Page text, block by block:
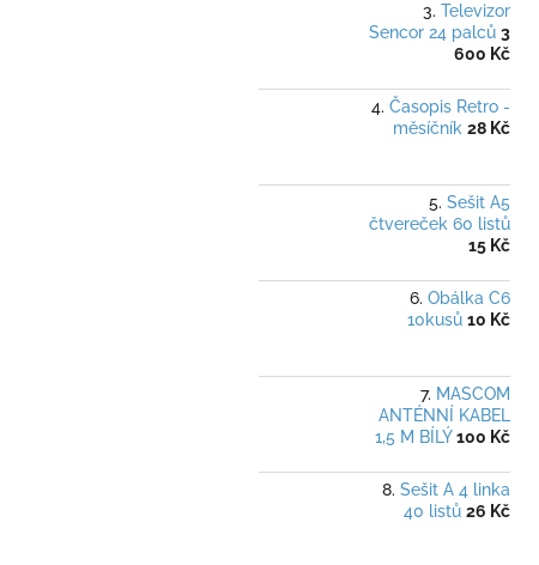
Televizor
Sencor 24 palců 3
600 Kč
Časopis Retro -
měsíčník 28 Kč
Sešit A5
čtvereček 60 listů
15 Kč
Obálka C6
10kusů 10 Kč
MASCOM
ANTÉNNÍ KABEL
1,5 M BÍLÝ 100 Kč
Sešit A 4 linka
40 listů 26 Kč